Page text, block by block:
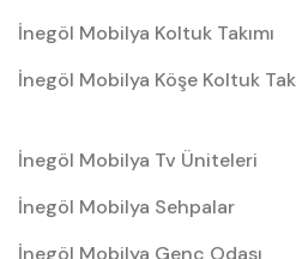
İnegöl Mobilya Koltuk Takımı
İnegöl Mobilya Köşe Koltuk
İnegöl Mobilya Tv Üniteleri
İnegöl Mobilya Sehpalar
İnegöl Mobilya Genç Odası